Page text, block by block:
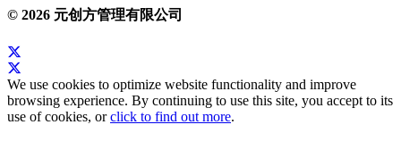
© 2026 元创方管理有限公司
We use cookies to optimize website functionality and improve
browsing experience. By continuing to use this site, you accept to its
use of cookies, orclick to find out more.